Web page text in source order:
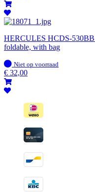
HERCULES HCDS-530BB
foldable, with bag
Op
voorraad
Niet op voorraad
€ 32,00